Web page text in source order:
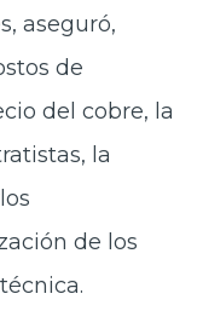
aseguró,
de
del cobre, la
la
de los